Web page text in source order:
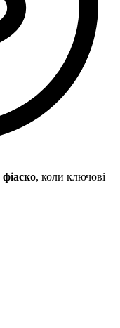
фіаско, коли ключові